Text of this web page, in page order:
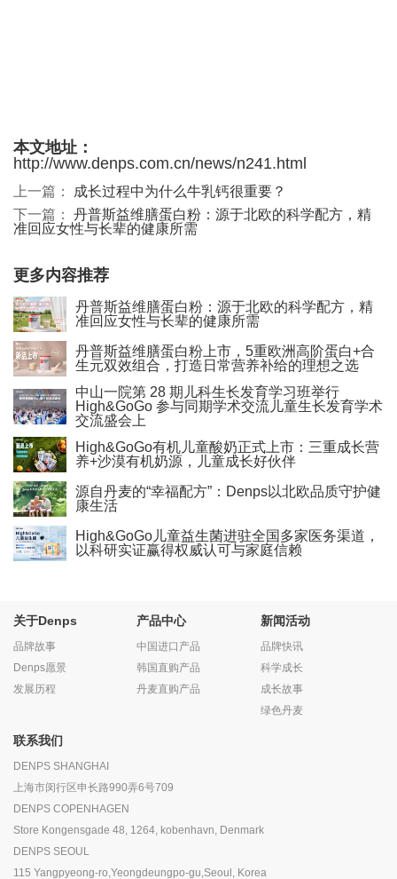
本文地址：
http://www.denps.com.cn/news/n241.html
上一篇：
成长过程中为什么牛乳钙很重要？
下一篇：
丹普斯益维膳蛋白粉：源于北欧的科学配方，精
准回应女性与长辈的健康所需
更多内容推荐
丹普斯益维膳蛋白粉：源于北欧的科学配方，精
准回应女性与长辈的健康所需
丹普斯益维膳蛋白粉上市，5重欧洲高阶蛋白+合
生元双效组合，打造日常营养补给的理想之选
中山一院第 28 期儿科生长发育学习班举行
High&GoGo 参与同期学术交流儿童生长发育学术
交流盛会上
High&GoGo有机儿童酸奶正式上市：三重成长营
养+沙漠有机奶源，儿童成长好伙伴
源自丹麦的“幸福配方”：Denps以北欧品质守护健
康生活
High&GoGo儿童益生菌进驻全国多家医务渠道，
以科研实证赢得权威认可与家庭信赖
关于Denps
品牌故事
Denps愿景
发展历程
产品中心
中国进口产品
韩国直购产品
丹麦直购产品
新闻活动
品牌快讯
科学成长
成长故事
绿色丹麦
联系我们
DENPS SHANGHAI
上海市闵行区申长路990弄6号709
DENPS COPENHAGEN
Store Kongensgade 48, 1264, kobenhavn, Denmark
DENPS SEOUL
115 Yangpyeong-ro,Yeongdeungpo-gu,Seoul, Korea